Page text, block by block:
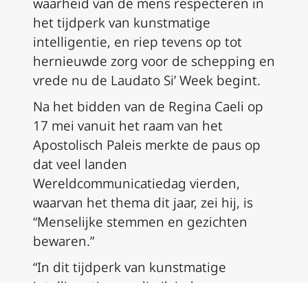
het tijdperk van kunstmatige
intelligentie, en riep tevens op tot
hernieuwde zorg voor de schepping en
vrede nu de Laudato Si’ Week begint.
Na het bidden van de Regina Caeli op
17 mei vanuit het raam van het
Apostolisch Paleis merkte de paus op
dat veel landen
Wereldcommunicatiedag vierden,
waarvan het thema dit jaar, zei hij, is
“Menselijke stemmen en gezichten
bewaren.”
“In dit tijdperk van kunstmatige